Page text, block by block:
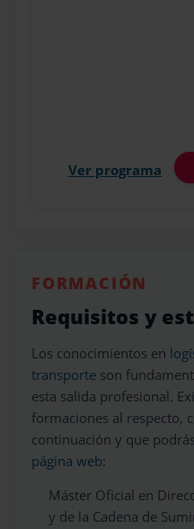
Ver programa
FORMACIÓN
Requisitos y
Los conocimientos en
transporte son
esta salida profesional.
formaciones al respecto,
continuación y que
página web:
Máster Oficial en
y de la Cadena de